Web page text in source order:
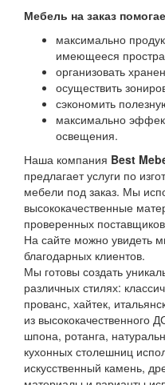
Мебель на заказ
максимально
имеющееся
организовать
осуществить
сэкономить
максимально
освещения.
Наша компания Best
предлагает услуги по
мебели под заказ. Мы
высококачественные
проверенных
На сайте можно увидеть
благодарных клиентов.
Мы готовы создать
различных стилях:
прованс, хайтек,
из
шпона, ротанга,
кухонных столешниц
искусственный камень,